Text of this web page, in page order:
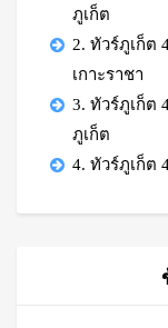
ภูเก็ต
2. ทัวร์ภูเก็ต
เกาะราชา
3. ทัวร์ภูเก็ต
ภูเก็ต
4. ทัวร์ภูเก็ต